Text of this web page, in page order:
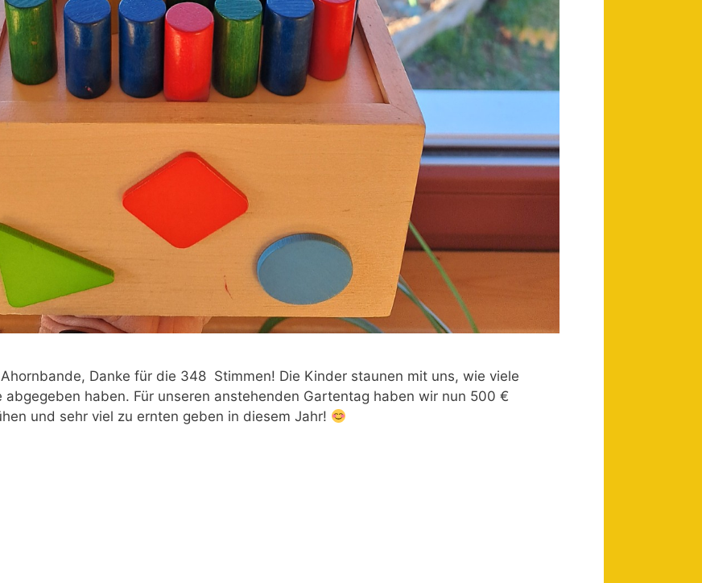
Danke für die 348 Stimmen! Die Kinder staunen mit uns, wie viele
abgegeben haben. Für unseren anstehenden Gartentag haben wir nun 500 €
und sehr viel zu ernten geben in diesem Jahr!